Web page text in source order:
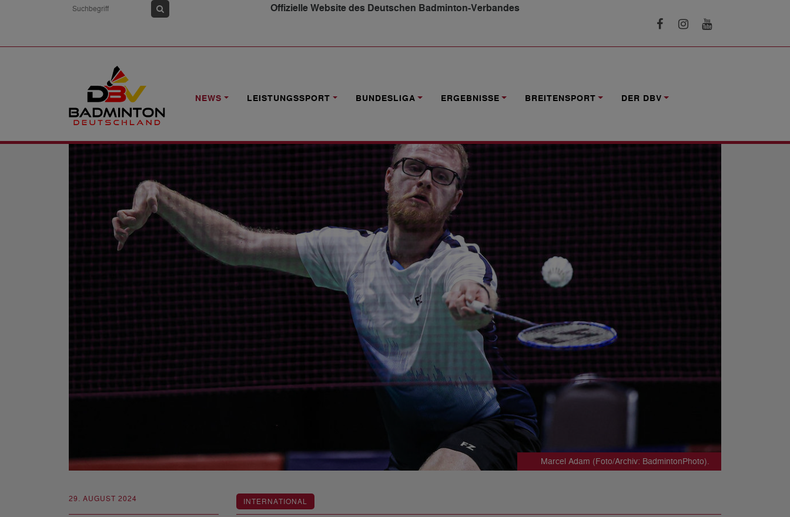
Offizielle Website des Deutschen Badminton-Verbandes
NEWS LEISTUNGSSPORT BUNDESLIGA ERGEBNISSE BREITENSPORT DER DBV
NEWS
Marcel Adam (Foto/Archiv: BadmintonPhoto).
29. AUGUST 2024 INTERNATIONAL